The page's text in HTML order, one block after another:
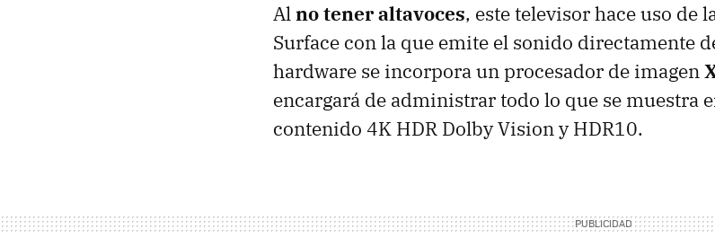
Alno tener altavoces, este televisor hace uso de
Surface con la que emite el sonido directamente
hardware se incorpora un procesador de imagen
encargará de administrar todo lo que se muestra
contenido 4K HDR Dolby Vision y HDR10.